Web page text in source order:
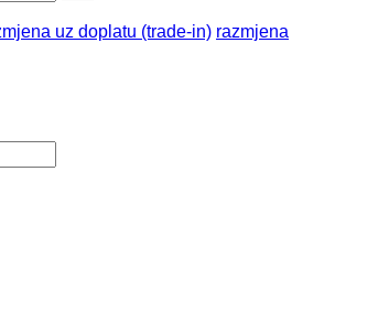
uz doplatu (trade-in) razmjena